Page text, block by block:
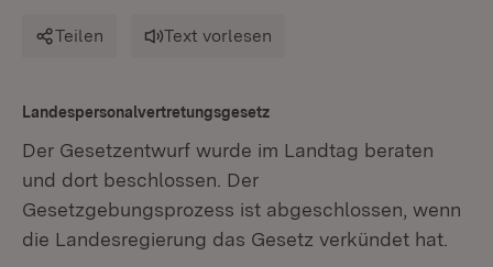
Teilen Text vorlesen
Landespersonal­­vertretungsgesetz
Der Gesetzentwurf wurde im Landtag beraten
und dort beschlossen. Der
Gesetzgebungsprozess ist abgeschlossen, wenn
die Landesregierung das Gesetz verkündet hat.